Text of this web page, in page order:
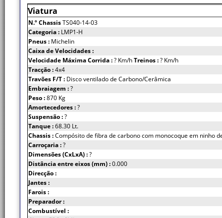
Viatura
N.º ChassisTS040-14-03
Categoria : LMP1-H
Pneus : Michelin
Caixa de Velocidades :
Velocidade Máxima Corrida :? Km/hTreinos :? Km/h
Tracção :4x4
Travões F/T : Disco ventilado de Carbono/Cerâmica
Embraiagem :?
Peso :870 Kg
Amortecedores :?
Suspensão :?
Tanque :68.30 Lt.
Chassis :Compósito de fibra de carbono com monocoque em ninho
Carroçaria :?
Dimensões (CxLxA) :?
Distância entre eixos (mm) :0.000
Direcção :
Jantes :
Farois :
Preparador :
Combustível :